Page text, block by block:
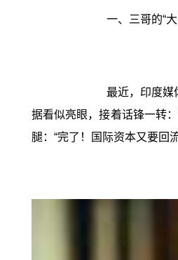
一、三哥的“
最近，印度媒
据看似亮眼，接着话锋一转
腿：“完了！国际资本又要回